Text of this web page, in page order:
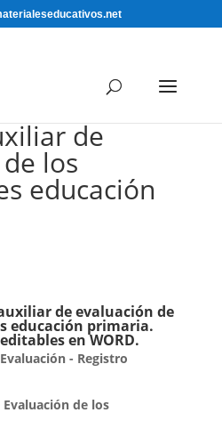
de
los
educación
de evaluación de
educación primaria.
en WORD.
- Registro
de los